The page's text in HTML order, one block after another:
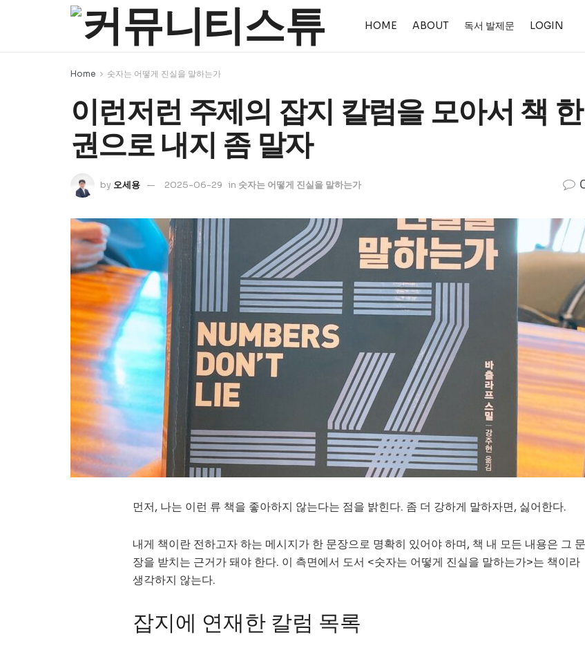
HOME ABOUT 독서 발제문 LOGIN
Home 숫자는 어떻게 진실을 말하는가
이런저런 주제의 잡지 칼럼을 모아서 책 한
권으로 내지 좀 말자
by 오세용 2025-06-29 in 숫자는 어떻게 진실을 말하는가
먼저, 나는 이런 류 책을 좋아하지 않는다는 점을 밝힌다. 좀 더 강하게 말하자면, 싫어한다.
내게 책이란 전하고자 하는 메시지가 한 문장으로 명확히 있어야 하며, 책 내 모든 내용은 그 문
장을 받치는 근거가 돼야 한다. 이 측면에서 도서 <숫자는 어떻게 진실을 말하는가>는 책이라
생각하지 않는다.
잡지에 연재한 칼럼 목록